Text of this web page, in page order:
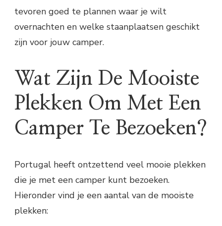
tevoren goed te plannen waar je wilt
overnachten en welke staanplaatsen geschikt
zijn voor jouw camper.
Wat Zijn De Mooiste
Plekken Om Met Een
Camper Te Bezoeken?
Portugal heeft ontzettend veel mooie plekken
die je met een camper kunt bezoeken.
Hieronder vind je een aantal van de mooiste
plekken: